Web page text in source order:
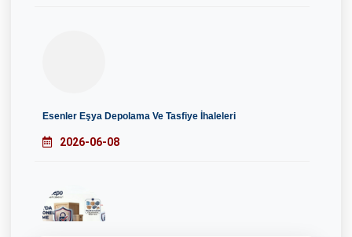
Esenler Eşya Depolama Ve Tasfiye İhaleleri
2026-06-08